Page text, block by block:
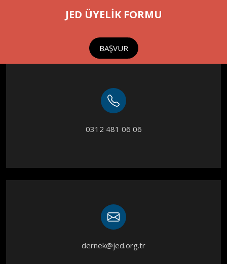
JED ÜYELİK FORMU
BAŞVUR
0312 481 06 06
dernek@jed.org.tr